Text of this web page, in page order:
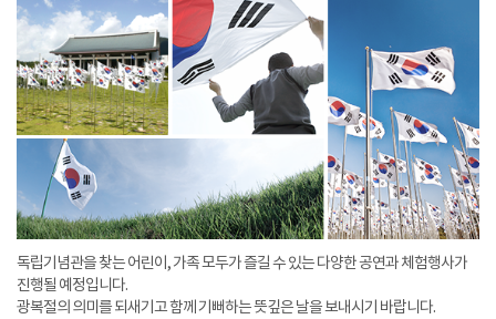
독립기념관을 찾는 어린이, 가족 모두가 즐길 수 있는 다양한 공연과 체험행사가
진행될 예정입니다.
광복절의 의미를 되새기고 함께 기뻐하는 뜻깊은 날을 보내시기 바랍니다.